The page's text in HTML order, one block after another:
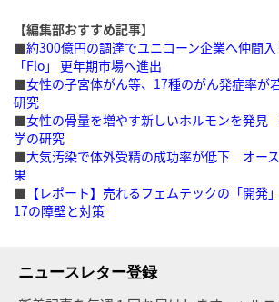
【編集部おすすめ記事】
■約300億円の調達でユニコーン企業へ仲間入
「Flo」 更年期市場へ進出
■女性の子宮体がん等、17種のがん発症率
研究
■女性の骨量を増やす新しいホルモンを発
学の研究
■大気汚染で体外受精の成功率が低下 オー
果
■ 【レポート】売れるフェムテックの「開発
17の障壁と対策
ニュースレター登録